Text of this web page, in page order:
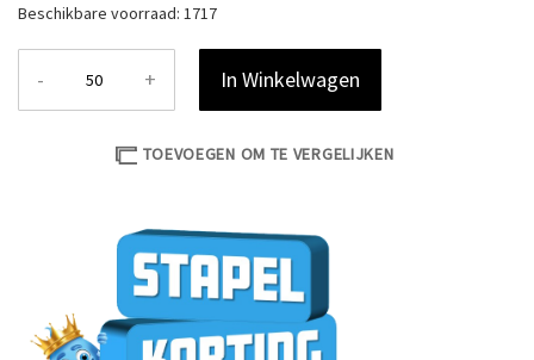
Beschikbare voorraad: 1717
- + In Winkelwagen
TOEVOEGEN OM TE VERGELIJKEN